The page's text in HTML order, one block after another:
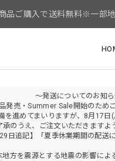
品ご購入で送料無料※一部
～発送についてのお知
発売・Summer Sale開始のため
を進めてまいりますが、8月17日
承のうえ、ご注文いただきますよ
日追記】「夏季休業期間の配送
地方を震源とする地震の影響によ